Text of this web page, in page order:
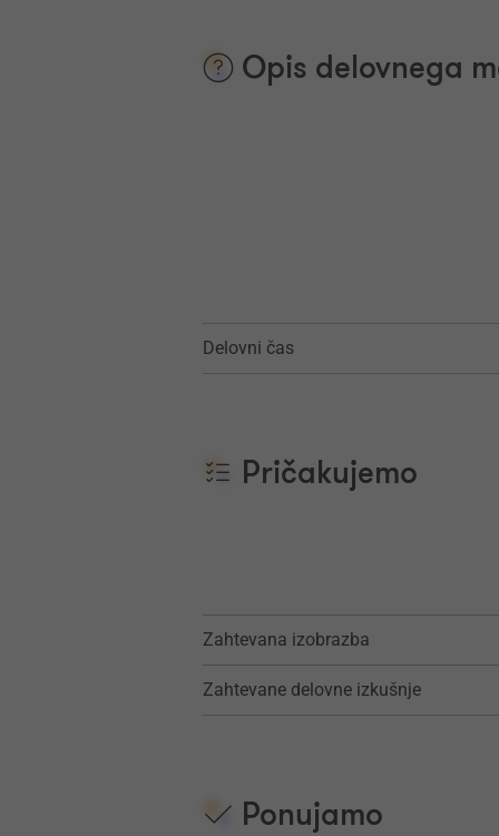
Opis delovnega
Delovni čas
Pričakujemo
Zahtevana izobrazba
Zahtevane delovne izkušnje
Ponujamo